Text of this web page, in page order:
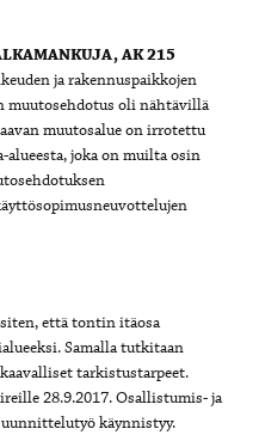
AK 215
ja rakennuspaikkojen
muutosehdotus oli nähtävillä
muutosalue on irrotettu
alueesta, joka on muilta osin
siten, että tontin itäosa
Samalla tutkitaan
tarkistustarpeet.
28.9.2017. Osallistumis- ja
käynnistyy.